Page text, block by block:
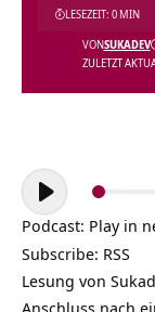
ZULETZT
VONSUKADEV
LESEZEIT: 0 MIN
Audio-
Player
Podcast: Play in
Subscribe: RSS
Lesung von
Anschluss nach